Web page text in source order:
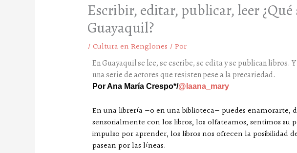
Escribir, editar, publicar, leer
Guayaquil?
/ Cultura en Renglones / Por
En Guayaquil se lee, se escribe, se edita y se publican libros.
una serie de actores que resisten pese a la precariedad.
Por Ana María Crespo*/@laana_mary
En una librería —o en una biblioteca— puedes enamorarte,
sensorialmente con los libros, los olfateamos, sentimos su
impulso por aprender, los libros nos ofrecen la posibilidad
pasean por las líneas.